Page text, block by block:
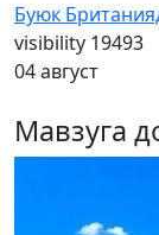
Буюк
visibility 19493
04 август
Мавзуга